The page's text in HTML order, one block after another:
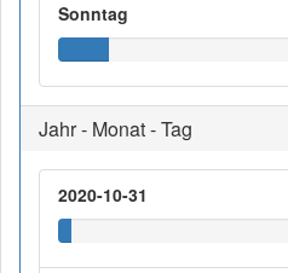
Sonntag
Jahr - Monat - Tag
2020-10-31